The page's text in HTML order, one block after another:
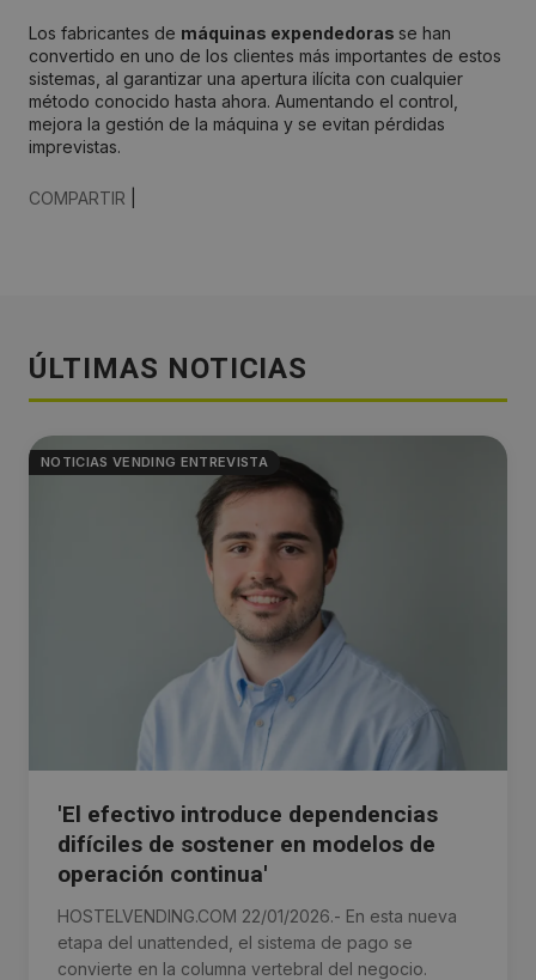
Los fabricantes de máquinas expendedoras se han
convertido en uno de los clientes más importantes de estos
sistemas, al garantizar una apertura ilícita con cualquier
método conocido hasta ahora. Aumentando el control,
mejora la gestión de la máquina y se evitan pérdidas
imprevistas.
COMPARTIR
ÚLTIMAS NOTICIAS
NOTICIAS VENDING ENTREVISTA
'El efectivo introduce dependencias
difíciles de sostener en modelos de
operación continua'
HOSTELVENDING.COM 22/01/2026.- En esta nueva
etapa del unattended, el sistema de pago se
convierte en la columna vertebral del negocio.